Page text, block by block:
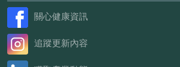
關心健康資訊
追蹤更新內容